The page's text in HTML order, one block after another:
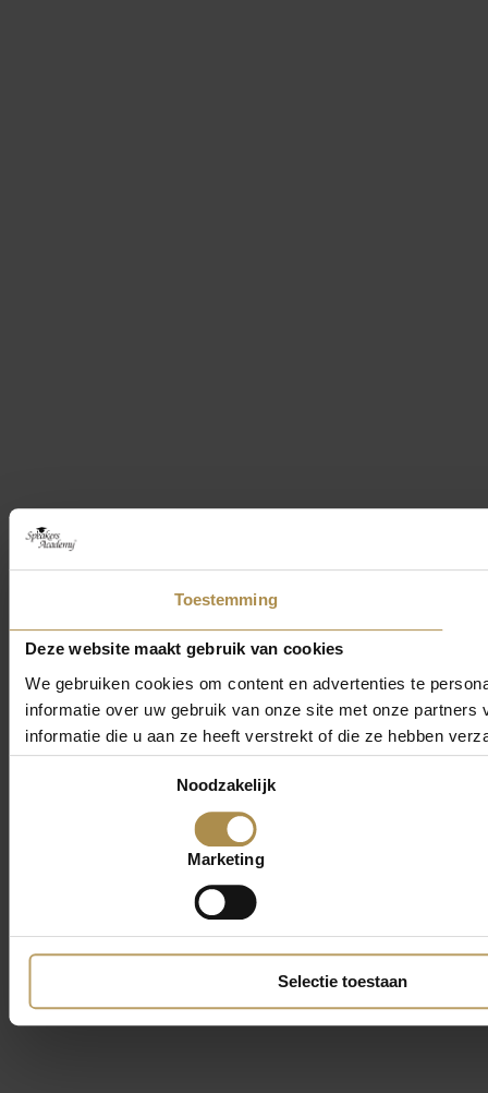
Toestemming
Deze website maakt gebruik van cookies
We gebruiken cookies om content en advertenties te
informatie over uw gebruik van onze site met onze
informatie die u aan ze heeft verstrekt of die ze hebben
Noodzakelijk
Marketing
Selectie toestaan